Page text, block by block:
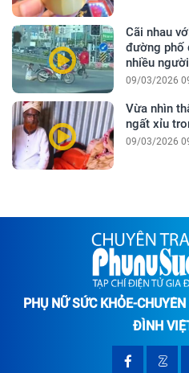
Cãi nhau
đường phố
nhiều
09/03/2026
Vừa nhìn
ngất xỉu
09/03/2026
PHỤ NỮ SỨC KHỎE-
ĐÌNH